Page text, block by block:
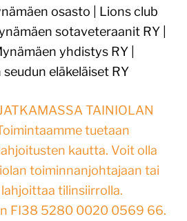
osasto | Lions club
sotaveteraanit RY |
yhdistys RY |
eläkeläiset RY
TAINIOLAN
tuetaan
kautta. Voit olla
toiminnanjohtajaan tai
tilinsiirrolla.
FI38 5280 0020 0569 66.